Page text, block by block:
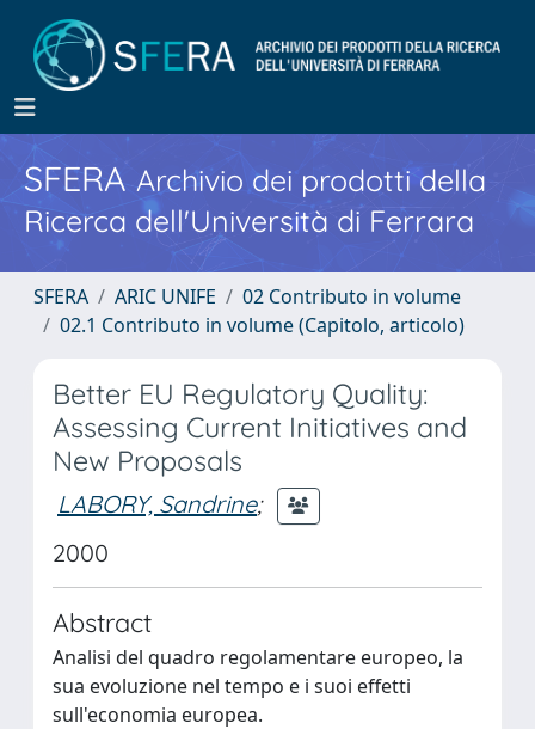
SFERA Archivio dei prodotti della
Ricerca dell'Università di Ferrara
SFERA ARIC UNIFE
02 Contributo in volume
02.1 Contributo in volume (Capitolo, articolo)
Better EU Regulatory Quality:
Assessing Current Initiatives and
New Proposals
LABORY, Sandrine;
2000
Abstract
Analisi del quadro regolamentare europeo, la
sua evoluzione nel tempo e i suoi effetti
sull'economia europea.